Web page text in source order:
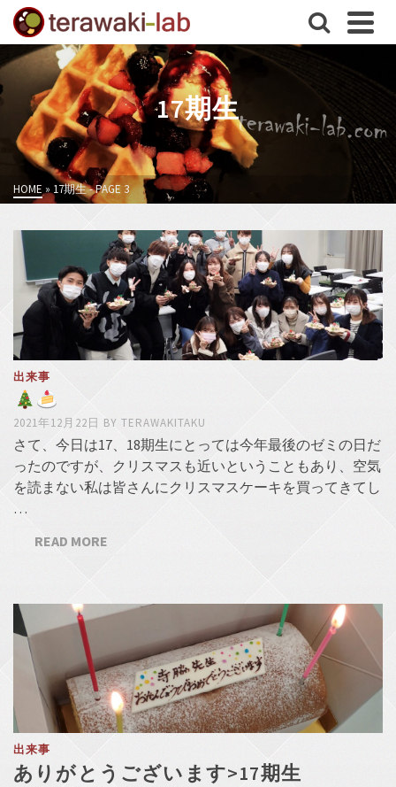
17期生
HOME » 17期生- PAGE 3
出来事
2021年12月22日 BY TERAWAKITAKU
さて、今日は17、18期生にとっては今年最後のゼミの日だ
ったのですが、クリスマスも近いということもあり、空気
を読まない私は皆さんにクリスマスケーキを買ってきてし
…
READ MORE
出来事
ありがとうございます>17期生